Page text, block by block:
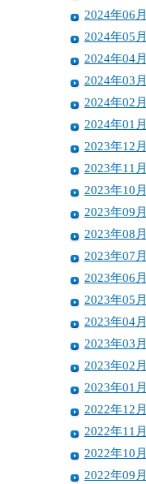
2024年06月
2024年05月
2024年04月
2024年03月
2024年02月
2024年01月
2023年12月
2023年11月
2023年10月
2023年09月
2023年08月
2023年07月
2023年06月
2023年05月
2023年04月
2023年03月
2023年02月
2023年01月
2022年12月
2022年11月
2022年10月
2022年09月